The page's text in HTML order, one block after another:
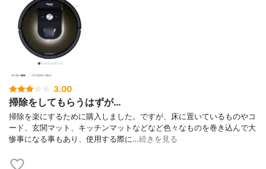
3.00
掃除をしてもらうはずが…
掃除を楽にするために購入しました。ですが、床に置いているものやコ
ード、玄関マット、キッチンマットなどなど色々なものを巻き込んで大
惨事になる事もあり、使用する際に…続きを見る